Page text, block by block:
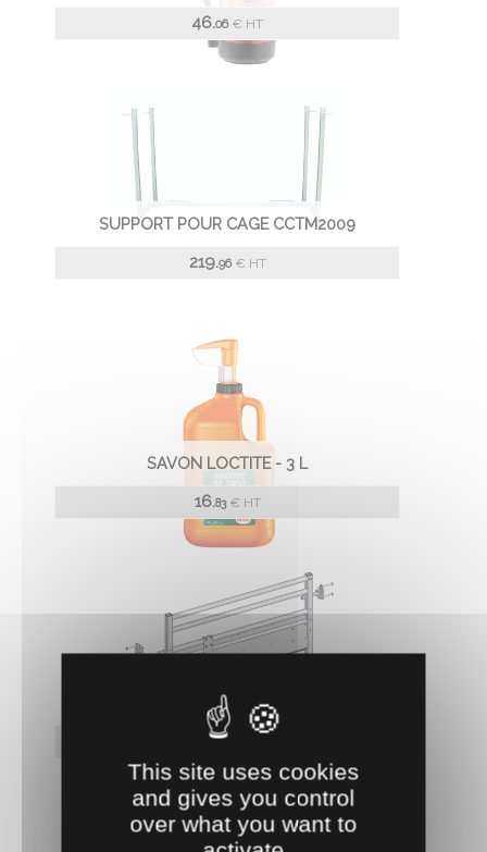
46.06 € HT
SUPPORT POUR CAGE CCTM2009
219.96 € HT
SAVON LOCTITE - 3 L
16.83 € HT
POUSSEE PREMIUM jourdain
808.4
This site uses cookies
and gives you control
over what you want to